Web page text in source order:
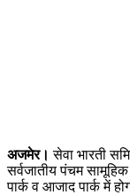
अजमेर। सेवा भारती
सर्वजातीय पंचम
पार्क व आजाद पार्क में